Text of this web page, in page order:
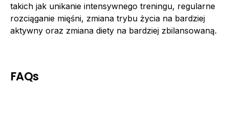
takich jak unikanie intensywnego treningu, regularne
rozciąganie mięśni, zmiana trybu życia na bardziej
aktywny oraz zmiana diety na bardziej zbilansowaną.
FAQs